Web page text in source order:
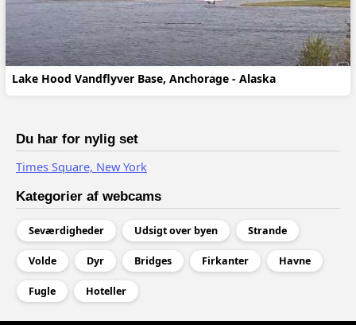
Lake Hood Vandflyver Base, Anchorage - Alaska
Du har for nylig set
Times Square, New York
Kategorier af webcams
Seværdigheder Udsigt over byen Strande
Volde Dyr Bridges Firkanter Havne
Fugle Hoteller